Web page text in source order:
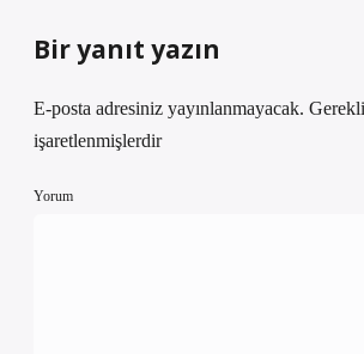
Bir yanıt yazın
E-posta adresiniz yayınlanmayacak.
işaretlenmişlerdir
Yorum